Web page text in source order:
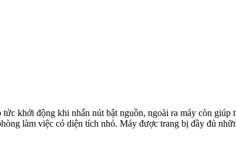
khởi động khi nhấn nút bật nguồn, ngoài ra máy còn
làm việc có diện tích nhỏ. Máy được trang bị đầy đủ